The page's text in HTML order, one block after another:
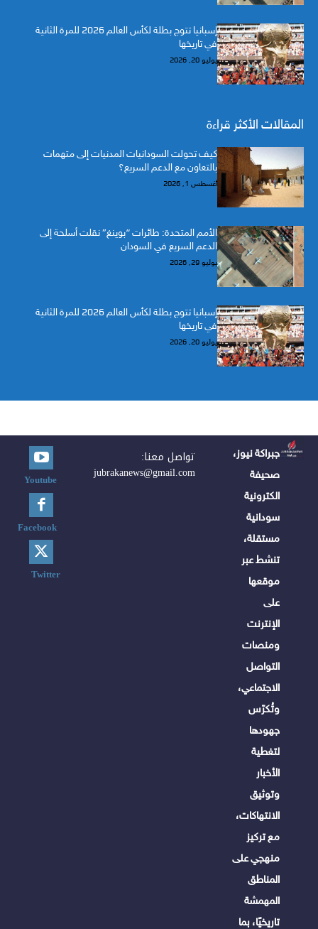
إسبانيا تتوج بطلة لكأس العالم 2026 للمرة الثانية
في تاريخها
يوليو 20, 2026
المقالات الأكثر قراءة
كيف تحولت السودانيات المدنيات إلى متهمات
بالتعاون مع الدعم السريع؟
أغسطس 1, 2026
الأمم المتحدة: طائرات “بوينغ” نقلت أسلحة إلى
الدعم السريع في السودان
يوليو 29, 2026
إسبانيا تتوج بطلة لكأس العالم 2026 للمرة الثانية
في تاريخها
يوليو 20, 2026
جبراكة نيوز،
صحيفة
الكترونية
سودانية
مستقلة،
تنشط عبر
موقعها
على
الإنترنت
ومنصات
التواصل
الاجتماعي،
وتُكرّس
جهودها
لتغطية
الأخبار
وتوثيق
الانتهاكات،
مع تركيز
منهجي على
المناطق
المهمشة
تاريخيًا، بما
تواصل معنا:
jubrakanews@gmail.com
Youtube
Facebook
Twitter